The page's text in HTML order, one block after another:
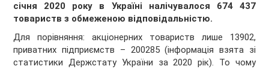
січня 2020 року в Україні налічувалося 674 437
товариств з обмеженою відповідальністю.
Для порівняння: акціонерних товариств лише 13902,
приватних підприємств – 200285 (інформація взята зі
статистики Держстату України за 2020 рік). То чому